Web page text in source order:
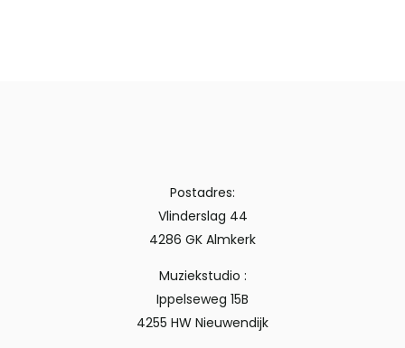
Postadres:
Vlinderslag 44
4286 GK Almkerk
Muziekstudio :
Ippelseweg 15B
4255 HW Nieuwendijk